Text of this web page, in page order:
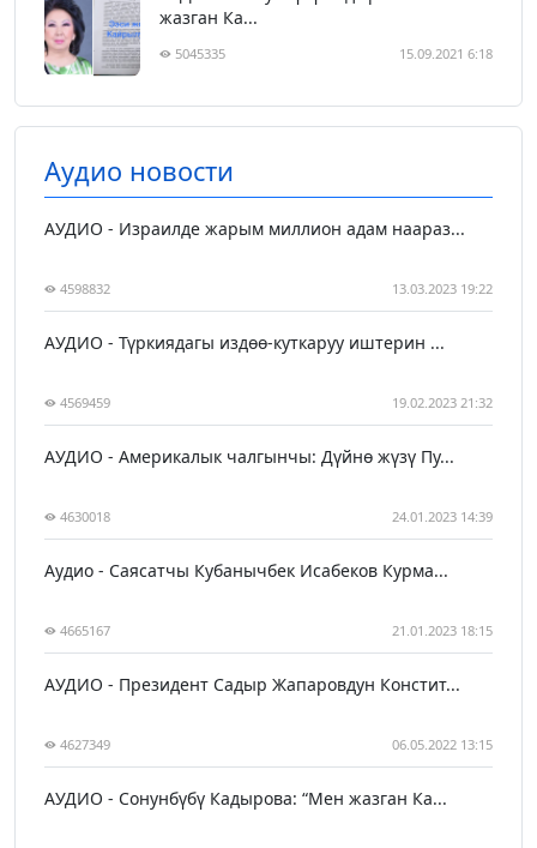
жазган Ка...
5045335 15.09.2021 6:18
Аудио новости
АУДИО - Израилде жарым миллион адам наараз...
4598832 13.03.2023 19:22
АУДИО - Түркиядагы издөө-куткаруу иштерин ...
4569459 19.02.2023 21:32
АУДИО - Америкалык чалгынчы: Дүйнө жүзү Пу...
4630018 24.01.2023 14:39
Аудио - Саясатчы Кубанычбек Исабеков Курма...
4665167 21.01.2023 18:15
АУДИО - Президент Садыр Жапаровдун Констит...
4627349 06.05.2022 13:15
АУДИО - Сонунбүбү Кадырова: “Мен жазган Ка...